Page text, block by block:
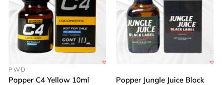
PWD
Popper C4 Yellow 10ml
Popper Jungle Juice Black